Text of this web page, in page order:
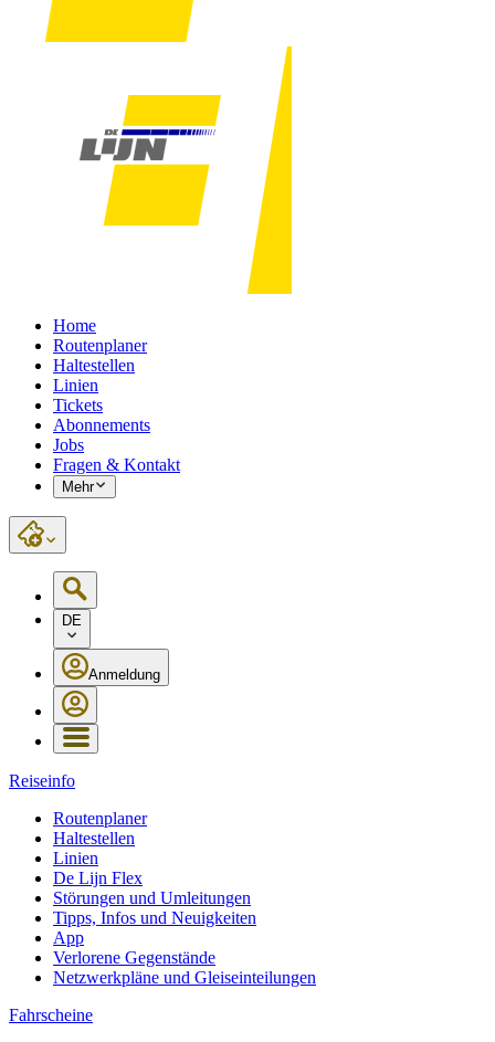
Home
Routenplaner
Haltestellen
Linien
Tickets
Abonnements
Jobs
Fragen & Kontakt
Mehr
DE
Anmeldung
Reiseinfo
Routenplaner
Haltestellen
Linien
De Lijn Flex
Störungen und Umleitungen
Tipps, Infos und Neuigkeiten
App
Verlorene Gegenstände
Netzwerkpläne und Gleiseinteilungen
Fahrscheine